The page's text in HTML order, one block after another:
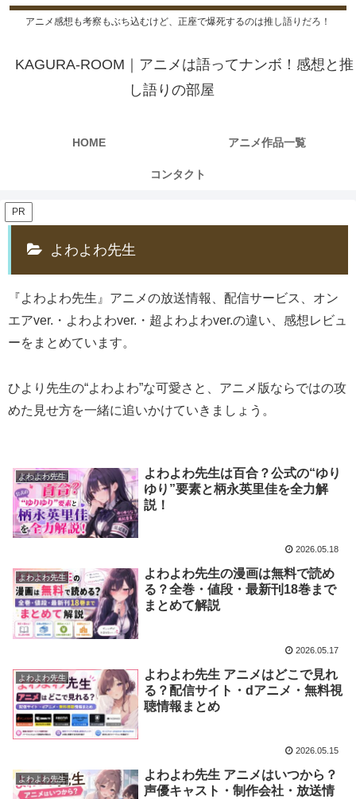
アニメ感想も考察もぶち込むけど、正座で爆死するのは推し語りだろ！
KAGURA-ROOM｜アニメは語ってナンボ！感想と推
し語りの部屋
HOME アニメ作品一覧
コンタクト
PR
よわよわ先生
『よわよわ先生』アニメの放送情報、配信サービス、オン
エアver.・よわよわver.・超よわよわver.の違い、感想レビュ
ーをまとめています。
ひより先生の“よわよわ”な可愛さと、アニメ版ならではの攻
めた見せ方を一緒に追いかけていきましょう。
よわよわ先生
よわよわ先生は百合？公式の“ゆり
ゆり”要素と柄永英里佳を全力解
説！
2026.05.18
よわよわ先生
よわよわ先生の漫画は無料で読め
る？全巻・値段・最新刊18巻まで
まとめて解説
2026.05.17
よわよわ先生
よわよわ先生 アニメはどこで見れ
る？配信サイト・dアニメ・無料視
聴情報まとめ
2026.05.15
よわよわ先生
よわよわ先生 アニメはいつから？
声優キャスト・制作会社・放送情